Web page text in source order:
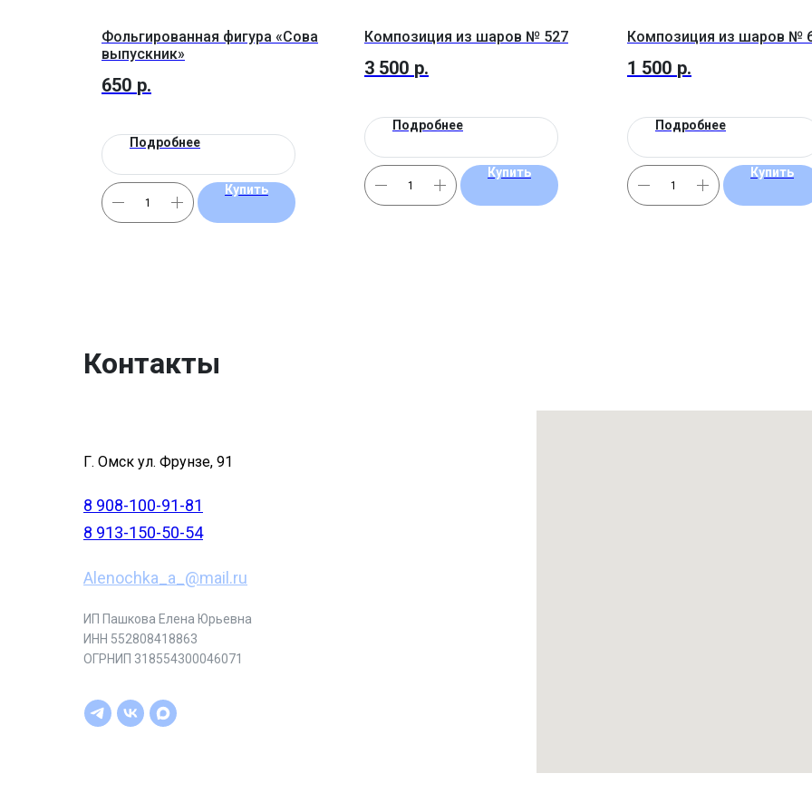
Фольгированная фигура «Сова
выпускник»
650 р.
Подробнее
Купить
Композиция из шаров № 527
3 500 р.
Подробнее
Купить
Композиция из шаров №
1 500 р.
Подробнее
Купить
Контакты
Г. Омск ул. Фрунзе, 91
8 908-100-91-81
8 913-150-50-54
Alenochka_a_@mail.ru
ИП Пашкова Елена Юрьевна
ИНН 552808418863
ОГРНИП 318554300046071